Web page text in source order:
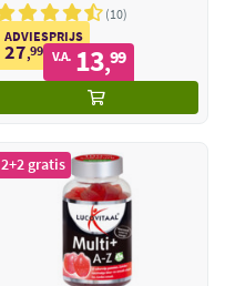
10
ADVIESPRIJS
27,99 V.A. 13,99
2+2 gratis